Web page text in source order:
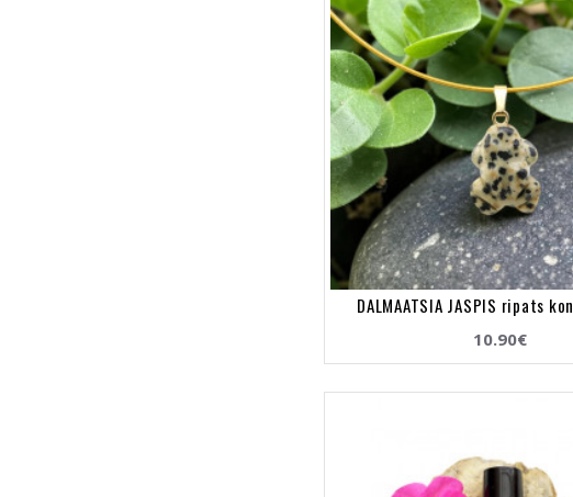
DALMAATSIA JASPIS ripats
10.90€